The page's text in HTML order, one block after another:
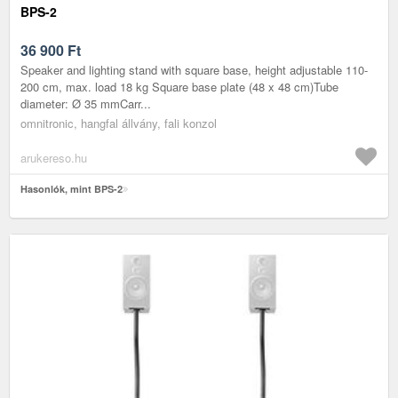
BPS-2
36 900 Ft
Speaker and lighting stand with square base, height adjustable 110-
200 cm, max. load 18 kg Square base plate (48 x 48 cm)Tube
diameter: Ø 35 mmCarr...
omnitronic, hangfal állvány, fali konzol
arukereso.hu
Hasonlók, mint BPS-2